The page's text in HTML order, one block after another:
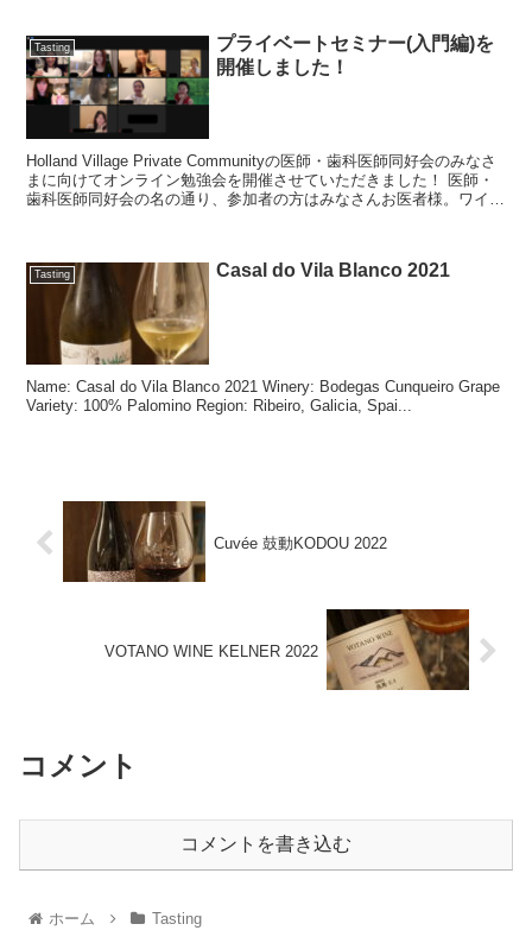
Tasting
プライベートセミナー(入門編)を
開催しました！
Holland Village Private Communityの医師・歯科医師同好会のみなさ
まに向けてオンライン勉強会を開催させていただきました！ 医師・
歯科医師同好会の名の通り、参加者の方はみなさんお医者様。ワイン
Tasting Casal do Vila Blanco 2021
Name: Casal do Vila Blanco 2021 Winery: Bodegas Cunqueiro Grape
Variety: 100% Palomino Region: Ribeiro, Galicia, Spai...
Cuvée 鼓動KODOU 2022
VOTANO WINE KELNER 2022
コメント
コメントを書き込む
ホーム Tasting